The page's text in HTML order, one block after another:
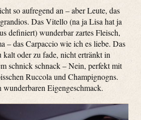
so aufregend an – aber Leute, das
Das Vitello (na ja Lisa hat ja
definiert) wunderbar zartes Fleisch,
– das Carpaccio wie ich es liebe. Das
oder zu fade, nicht ertränkt in
schnick schnack – Nein, perfekt mit
Ruccola und Champignogns.
wunderbaren Eigengeschmack.